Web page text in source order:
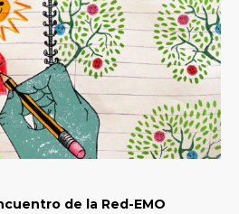
de la Red-EMO